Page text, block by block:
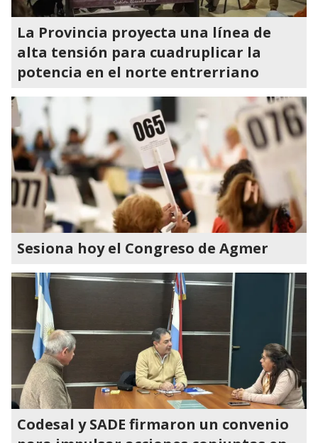
La Provincia proyecta una línea de
alta tensión para cuadruplicar la
potencia en el norte entrerriano
Sesiona hoy el Congreso de Agmer
Codesal y SADE firmaron un convenio